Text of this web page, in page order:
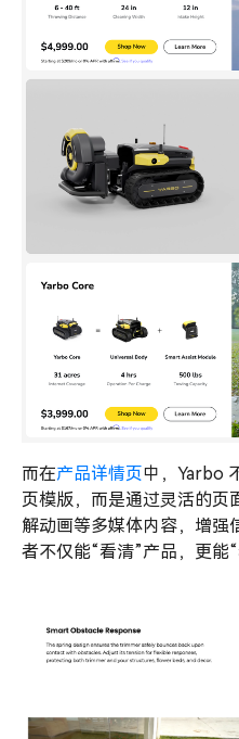
而在产品详情页中，Yarbo
页模版，而是通过灵活的页
解动画等多媒体内容，增强
者不仅能“看清”产品，更能“